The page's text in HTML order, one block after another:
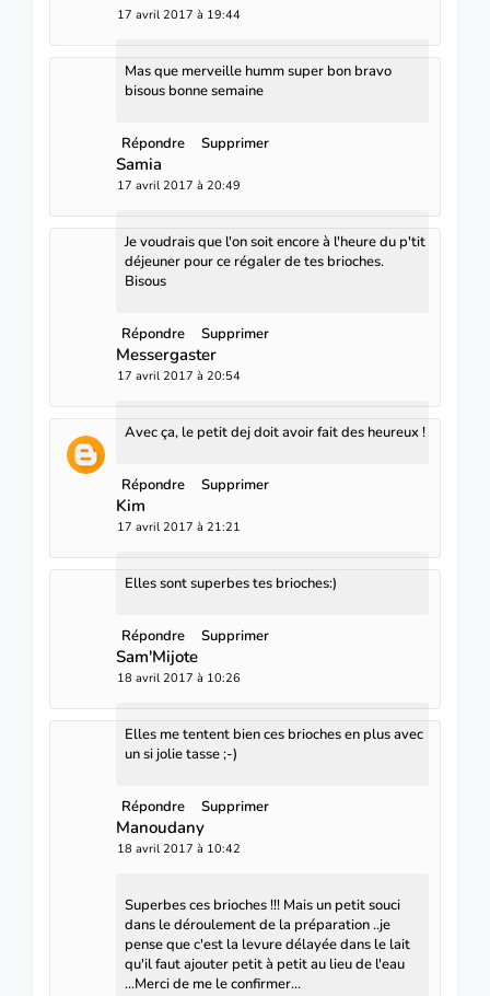
17 avril 2017 à 19:44
Mas que merveille humm super bon bravo
bisous bonne semaine
Répondre Supprimer
Samia
17 avril 2017 à 20:49
Je voudrais que l'on soit encore à l'heure du p'tit
déjeuner pour ce régaler de tes brioches.
Bisous
Répondre Supprimer
Messergaster
17 avril 2017 à 20:54
Avec ça, le petit dej doit avoir fait des heureux !
Répondre Supprimer
Kim
17 avril 2017 à 21:21
Elles sont superbes tes brioches:)
Répondre Supprimer
Sam'Mijote
18 avril 2017 à 10:26
Elles me tentent bien ces brioches en plus avec
un si jolie tasse ;-)
Répondre Supprimer
Manoudany
18 avril 2017 à 10:42
Superbes ces brioches !!! Mais un petit souci
dans le déroulement de la préparation ..je
pense que c'est la levure délayée dans le lait
qu'il faut ajouter petit à petit au lieu de l'eau
...Merci de me le confirmer...